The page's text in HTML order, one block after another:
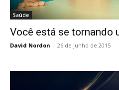
Saúde
Você está se tornando
David Nordon - 26 de junho de 2015